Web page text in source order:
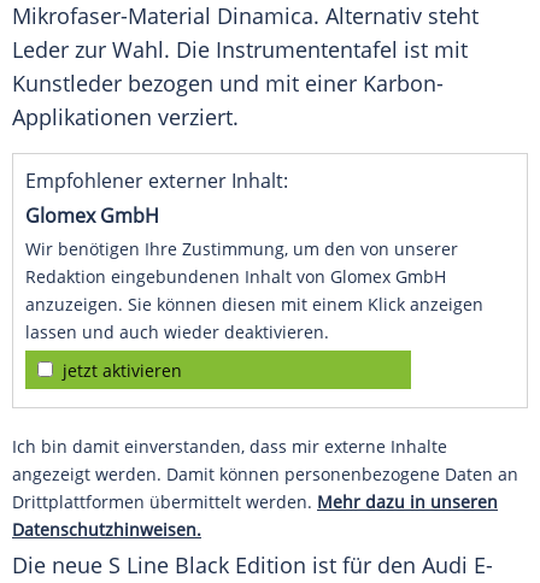
Mikrofaser-Material Dinamica. Alternativ steht
Leder zur Wahl. Die Instrumententafel ist mit
Kunstleder bezogen und mit einer Karbon-
Applikationen verziert.
Empfohlener externer Inhalt:
Glomex GmbH
Wir benötigen Ihre Zustimmung, um den von unserer
Redaktion eingebundenen Inhalt von Glomex GmbH
anzuzeigen. Sie können diesen mit einem Klick anzeigen
lassen und auch wieder deaktivieren.
jetzt aktivieren
Ich bin damit einverstanden, dass mir externe Inhalte
angezeigt werden. Damit können personenbezogene Daten an
Drittplattformen übermittelt werden. Mehr dazu in unseren
Datenschutzhinweisen.
Die neue S Line Black Edition ist für den Audi E-